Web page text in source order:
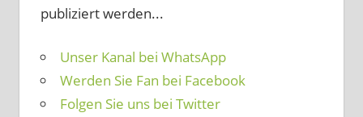
publiziert werden...
Unser Kanal bei WhatsApp
Werden Sie Fan bei Facebook
Folgen Sie uns bei Twitter